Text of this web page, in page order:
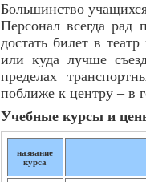
Большинство
Персонал всегда
достать билет в
или куда лучше
пределах
поближе к центру – в
Учебные курсы и
название
курса